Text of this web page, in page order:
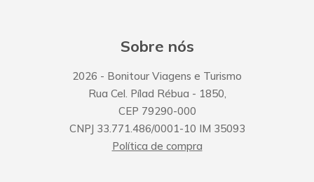
Sobre nós
2026 - Bonitour Viagens e Turismo
Rua Cel. Pílad Rébua - 1850,
CEP 79290-000
CNPJ 33.771.486/0001-10 IM 35093
Política de compra